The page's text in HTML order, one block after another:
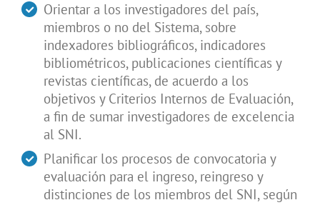
Orientar a los investigadores del país,
miembros o no del Sistema, sobre
indexadores bibliográficos, indicadores
bibliométricos, publicaciones científicas y
revistas científicas, de acuerdo a los
objetivos y Criterios Internos de Evaluación,
a fin de sumar investigadores de excelencia
al SNI.
Planificar los procesos de convocatoria y
evaluación para el ingreso, reingreso y
distinciones de los miembros del SNI, según